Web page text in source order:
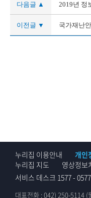
다음글 ▲ 2019년 정
이전글 ▼ 국가재난
누리집 이용안내 개인
누리집 지도
영상정보
서비스 데스크 1577 - 0577
대표전화 : 042) 250-5114